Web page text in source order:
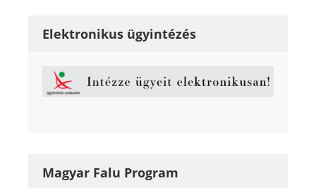
Elektronikus ügyintézés
Magyar Falu Program